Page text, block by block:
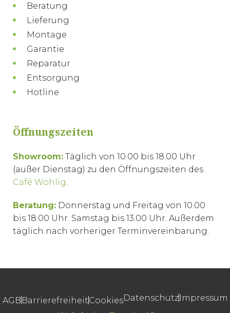
Beratung
Lieferung
Montage
Garantie
Reparatur
Entsorgung
Hotline
Öffnungszeiten
Showroom: Täglich von 10.00 bis 18.00 Uhr
(außer Dienstag) zu den Öffnungszeiten des
Café Wohlig.
Beratung: Donnerstag und Freitag von 10.00
bis 18.00 Uhr. Samstag bis 13.00 Uhr. Außerdem
täglich nach vorheriger Terminvereinbarung.
AGB BarrierefreiheitCookiesDatenschutzImpressum